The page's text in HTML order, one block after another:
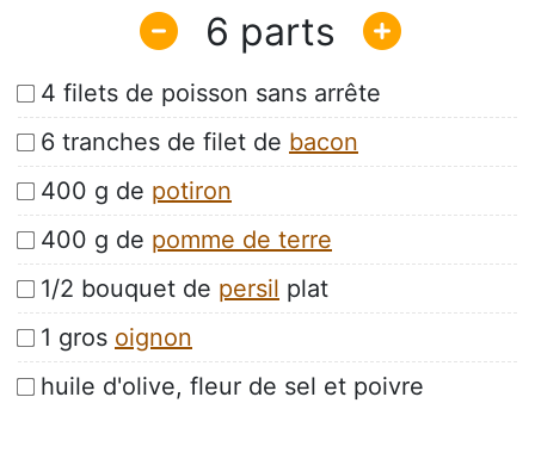
6
4 filets de poisson sans arrête
6 tranches de filet de bacon
400 g de potiron
400 g de pomme de terre
1/2 bouquet de persil plat
1 gros oignon
huile d'olive, fleur de sel et poivre